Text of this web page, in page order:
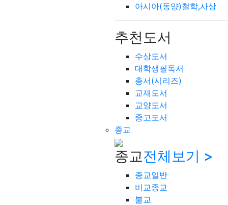
아시아(동양)철학,사상
추천도서
수상도서
대학생필독서
총서(시리즈)
교재도서
교양도서
중고도서
종교
종교전체보기 >
종교일반
비교종교
불교